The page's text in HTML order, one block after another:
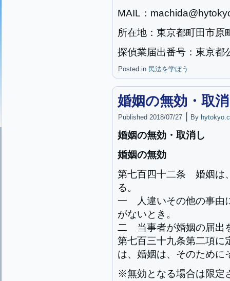
MAIL：
所在地：東京都町田市原
探偵業届出番号：東京
Posted in 民法を学ぼう
婚姻の無効・取消
Published 2018/07/27 | By
婚姻の無効・取消し
婚姻の無効
第七百四十二条 婚姻は
る。
一
人違いその他の事由
がないとき。
二 当事者が婚姻の届出
第七百三十九条第二項に
は、婚姻は、そのために
※無効となる場合は限定